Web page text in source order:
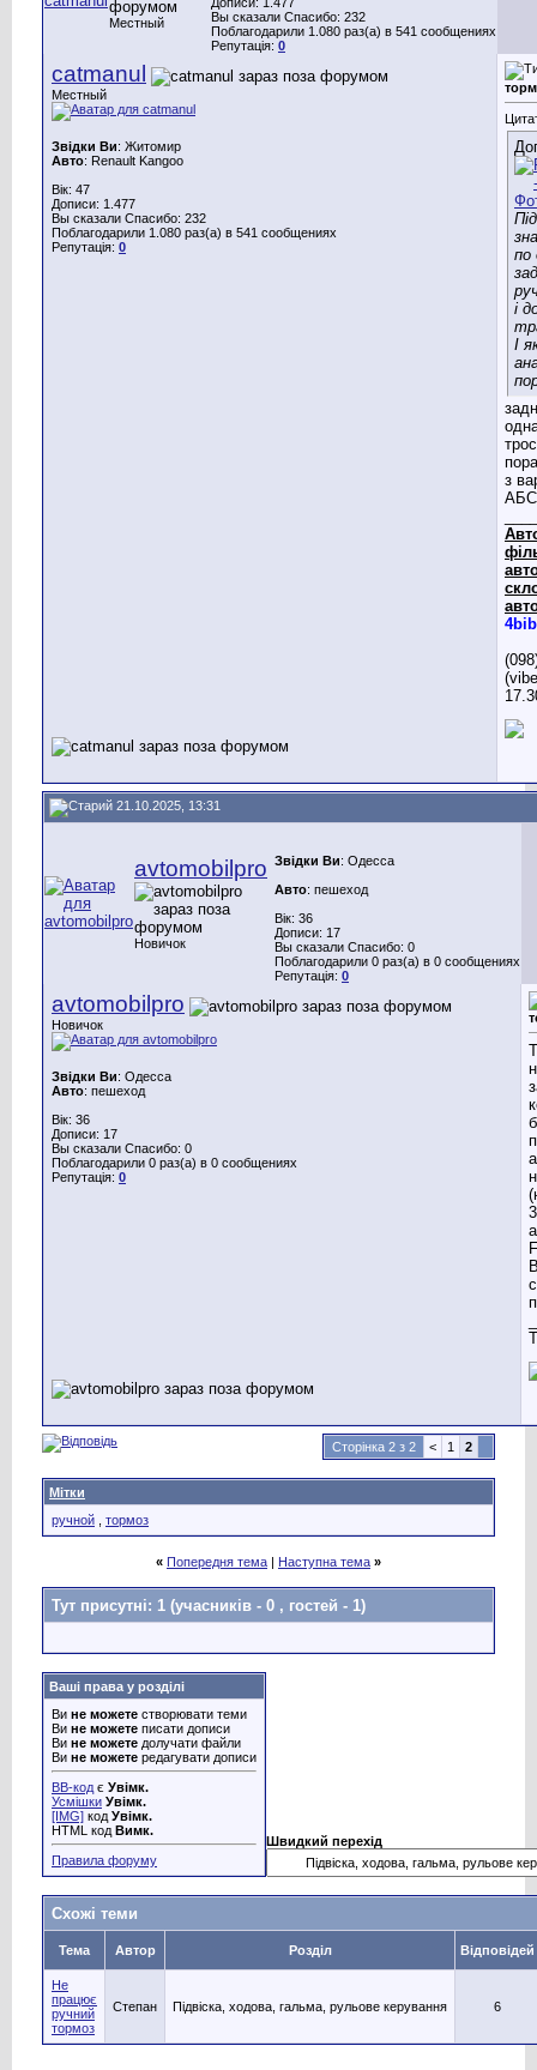
Местный
Вы сказали Спасибо: 232
Поблагодарили 1.080 раз(а) в 541 сообщениях
Репутація: 0
catmanul
Местный
Звідки Ви: Житомир
Авто: Renault Kangoo
Вік: 47
Дописи: 1.477
Вы сказали Спасибо: 232
Поблагодарили 1.080 раз(а) в 541 сообщениях
Репутація: 0
по
і
І
з
АБС
21.10.2025, 13:31
avtomobilpro
Новичок
Звідки Ви: Одесса
Авто: пешеход
Вік: 36
Дописи: 17
Вы сказали Спасибо: 0
Поблагодарили 0 раз(а) в 0 сообщениях
Репутація: 0
avtomobilpro
Новичок
Звідки Ви: Одесса
Авто: пешеход
Вік: 36
Дописи: 17
Вы сказали Спасибо: 0
Поблагодарили 0 раз(а) в 0 сообщениях
Репутація: 0
Сторінка 2 з 2 < 1 2
Мітки
ручной
тормоз
« Попередня тема | Наступна тема »
Тут присутні: 1 (учасників - 0 , гостей - 1)
Ваші права у розділі
Ви не можете створювати теми
Ви не можете писати дописи
Ви не можете долучати файли
Ви не можете редагувати дописи
BB-код є Увімк.
Усмішки Увімк.
[IMG] код Увімк.
HTML код Вимк.
Правила форуму
Швидкий перехід
Схожі теми
Тема Автор Розділ Відповідей
Не
працює
ручний
тормоз
Степан Підвіска, ходова, гальма, рульове керування 6